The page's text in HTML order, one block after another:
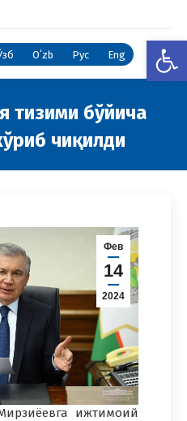
Oʻzb Рус Eng
тизими бўйича
чиқилди
Фев
14
2024
ижтимоий